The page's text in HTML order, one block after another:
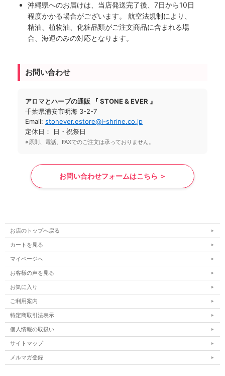
沖縄県へのお届けは、当店発送完了後、7日から10日
程度かかる場合がございます。 航空法規制により、
精油、植物油、化粧品類がご注文商品に含まれる場
合、海運のみの対応となります。
お問い合わせ
アロマとハーブの通販 『 STONE & EVER 』
千葉県浦安市明海 3-2-7
Email: stonever.estore@i-shrine.co.jp
定休日： 日・祝祭日
※原則、電話、FAXでのご注文は承っておりません。
お問い合わせフォームはこちら ＞
お店のトップへ戻る
カートを見る
マイページへ
お客様の声を見る
お気に入り
ご利用案内
特定商取引法表示
個人情報の取扱い
サイトマップ
メルマガ登録